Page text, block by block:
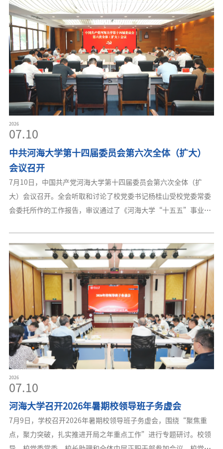
正确政绩观学习教育、确保实现学校“十五五”高质量发展开好
局、起好步的重要举措，旨在推动中层干部学习借鉴世界一流大学
建设经验，聚焦学校改革发展中的真问题开展行动学习，着力提升
干部专业化履职能力和和谋事成事本领。他强调，全体参训干部要
主动弥补知识
2026
07.10
会议召开
7月10日，中国共产党河海大学第十四届委员会第六次全体（扩
大）会议召开。全会听取和讨论了校党委书记杨桂山受校党委常委
会委托所作的工作报告，审议通过了《河海大学“十五五”事业发
展规划纲要》。杨桂山就《纲要（草案）》向全会作了说明。校党
会议。全会认为，2026年是“十五五”规划开局之年，也是学校开
创世界一流特色研究型大学建设新局面夯实基础、全面发力的关键
之年。半年来，校党委常委会全面贯彻落实党的二十大和二十届历
次全会精神，深度融入教育强国、科技强国、人才强国建设大局，
集中精力练好内功、做强自身，扎实开展树立和践行正确政绩观学
习教育，推动干部
2026
07.10
7月9日，学校召开2026年暑期校领导班子务虚会，围绕“聚焦重
点，聚力突破，扎实推进开局之年重点工作”进行专题研讨。校领
导、校党委常委、校长助理和全体中层正职干部参加会议。校党委